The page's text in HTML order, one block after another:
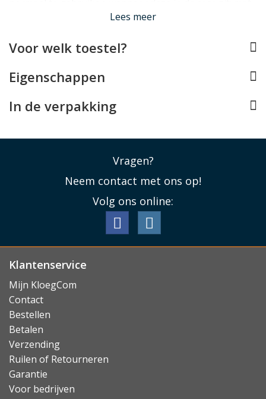
alle toetsen, aansluitingen en de camera is rekening
3 voor pasjes en 1 voor briefgeld en bonnetjes. Tot slot
mee rechtop te zetten.
Lees meer
Voor welk toestel?
Eigenschappen
In de verpakking
Vragen?
Neem contact met ons op!
Volg ons online:
Klantenservice
Mijn KloegCom
Contact
Bestellen
Betalen
Verzending
Ruilen of Retourneren
Garantie
Voor bedrijven